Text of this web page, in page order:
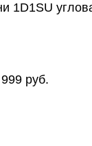
1D1SU
руб.